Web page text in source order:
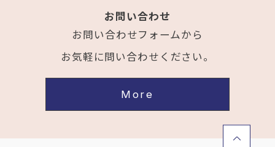
お問い合わせ
お問い合わせフォームから
お気軽に問い合わせください。
More